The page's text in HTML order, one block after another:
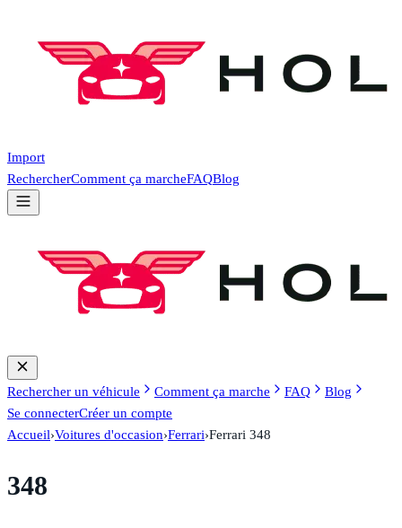
Import
RechercherComment ça marcheFAQBlog
Rechercher un véhicule Comment ça marche FAQ
Blog
Se connecterCréer un compte
Accueil›Voitures d'occasion›Ferrari›Ferrari 348
348